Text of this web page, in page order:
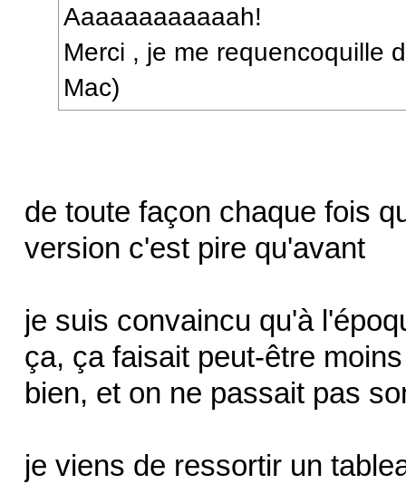
Aaaaaaaaaaaah!
Merci , je me requencoquille
Mac)
de toute façon chaque fois
version c'est pire qu'avant
je suis convaincu qu'à
ça, ça faisait peut-être
bien, et on ne passait pas
je viens de ressortir un